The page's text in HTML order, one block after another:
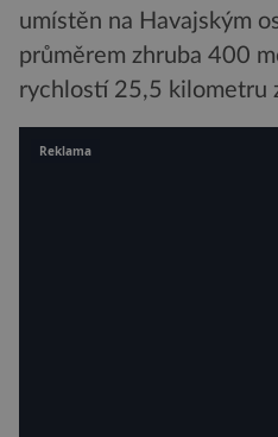
umístěn na Havajským
průměrem zhruba 400
rychlostí 25,5 kilometru
Reklama